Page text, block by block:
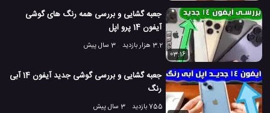
جعبه گشایی و بررسی همه رنگ های گوشی
آیفون 14 پرو اپل
3.2 هزار بازدید
3 سال پیش
03:16
جعبه گشایی و بررسی گوشی جدید آیفون 14 آبی
رنگ
755 بازدید
3 سال پیش